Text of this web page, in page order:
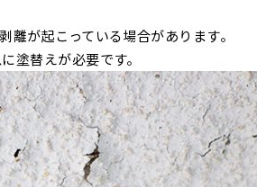
が起こっている場合があります。
塗替えが必要です。